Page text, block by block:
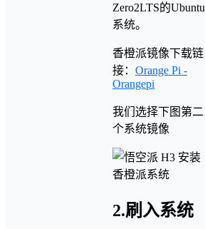
Zero2LTS的Ubuntu
系统。
香橙派镜像下载链
接： Orange Pi -
Orangepi
我们选择下图第二
个系统镜像
2.刷入系统